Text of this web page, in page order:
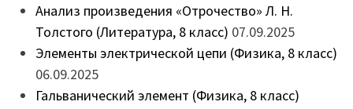
Анализ произведения «Отрочество» Л. Н.
Толстого (Литература, 8 класс) 07.09.2025
Элементы электрической цепи (Физика, 8 класс)
06.09.2025
Гальванический элемент (Физика, 8 класс)